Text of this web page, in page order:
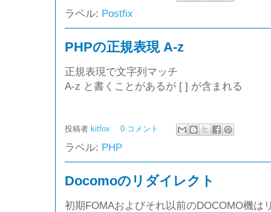
ラベル: Postfix
PHPの正規表現 A-z
正規表現で文字列マッチ
A-z と書くことがあるが [ ] が含まれる
投稿者 kitfox 0 コメント
ラベル: PHP
Docomoのリダイレクト
初期FOMAおよびそれ以前のDOCOMO機は